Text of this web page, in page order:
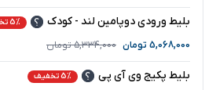
بلیط ورودی دوپامین لند - کودک 5% تخفیف
5,068,000 تومان 5,334,000تومان
بلیط پکیج وی آی پی 5% تخفیف